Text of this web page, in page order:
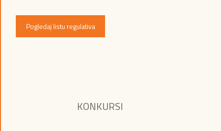
Pogledaj listu regulativa
KONKURSI